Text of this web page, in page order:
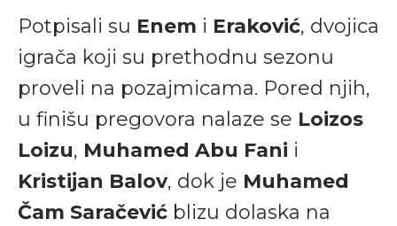
Potpisali su Enem i Eraković, dvojica
igrača koji su prethodnu sezonu
proveli na pozajmicama. Pored njih,
u finišu pregovora nalaze se Loizos
Loizu, Muhamed Abu Fani i
Kristijan Balov, dok je Muhamed
Čam Saračević blizu dolaska na